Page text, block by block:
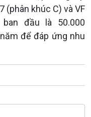
(phân khúc C) và VF
đầu là 50.000
để đáp ứng nhu